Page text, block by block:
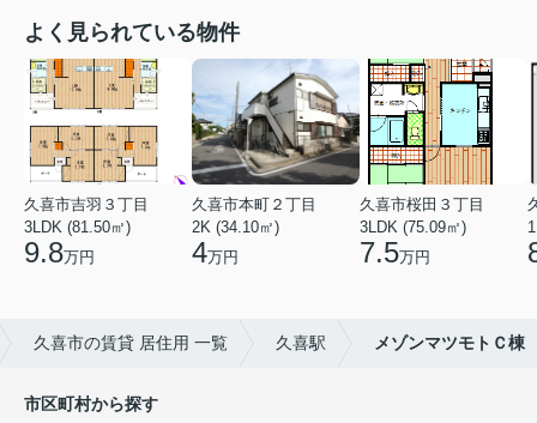
よく見られている物件
久喜市吉羽３丁目
3LDK (81.50㎡)
9.8万円
久喜市本町２丁目
2K (34.10㎡)
4万円
久喜市桜田３丁目
3LDK (75.09㎡)
7.5万円
久喜市の賃貸 居住用 一覧 久喜駅 メゾンマツモトＣ棟
市区町村から探す